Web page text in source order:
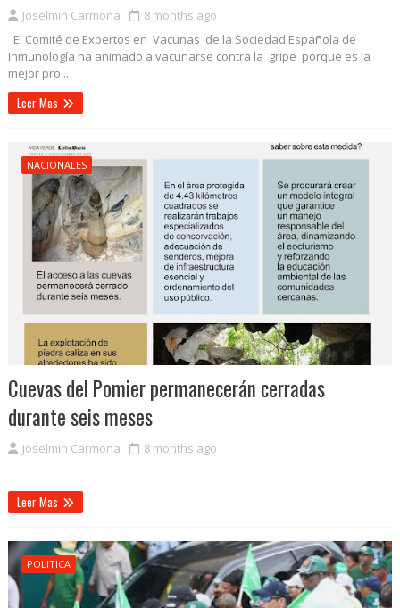
Joselmin Carmona
8 months ago
El Comité de Expertos en Vacunas de la Sociedad Española de
Inmunología ha animado a vacunarse contra la gripe porque es la
mejor pro...
Leer Mas
NACIONALES
Cuevas del Pomier permanecerán cerradas
durante seis meses
Joselmin Carmona 8 months ago
Leer Mas
POLITICA